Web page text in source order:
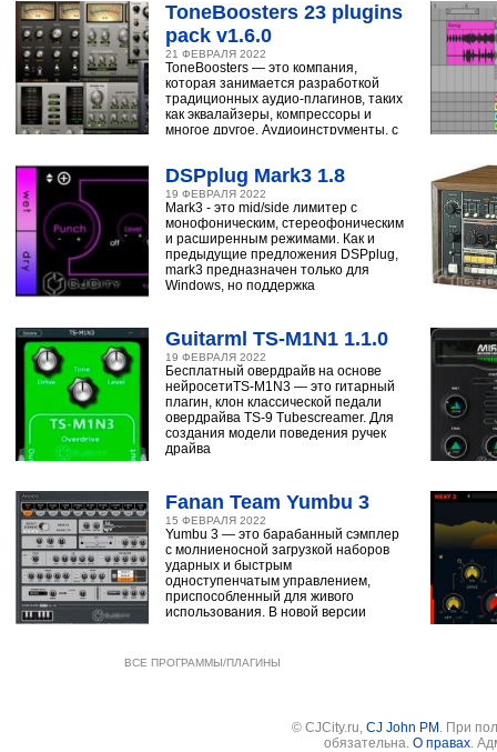
ToneBoosters 23 plugins
pack v1.6.0
21 ФЕВРАЛЯ 2022
ToneBoosters — это компания,
которая занимается разработкой
традиционных аудио-плагинов, таких
как эквалайзеры, компрессоры и
многое другое. Аудиоинструменты, с
DSPplug Mark3 1.8
19 ФЕВРАЛЯ 2022
Mark3 - это mid/side лимитер с
монофоническим, стереофоническим
и расширенным режимами. Как и
предыдущие предложения DSPplug,
mark3 предназначен только для
Windows, но поддержка
Guitarml TS-M1N1 1.1.0
19 ФЕВРАЛЯ 2022
Бесплатный овердрайв на основе
нейросетиTS-M1N3 — это гитарный
плагин, клон классической педали
овердрайва TS-9 Tubescreamer. Для
создания модели поведения ручек
драйва
Fanan Team Yumbu 3
15 ФЕВРАЛЯ 2022
Yumbu 3 — это барабанный сэмплер
с молниеносной загрузкой наборов
ударных и быстрым
одноступенчатым управлением,
приспособленный для живого
использования. В новой версии
ВСЕ ПРОГРАММЫ/ПЛАГИНЫ
© CJCity.ru, CJ John PM . При
обязательна. О правах.